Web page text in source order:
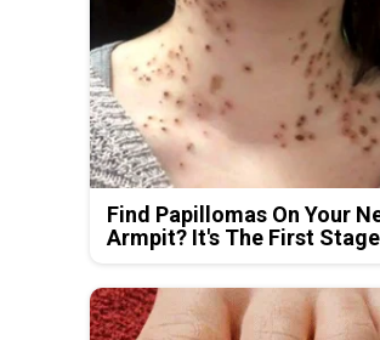
Find Papillomas On Your
Armpit? It's The First